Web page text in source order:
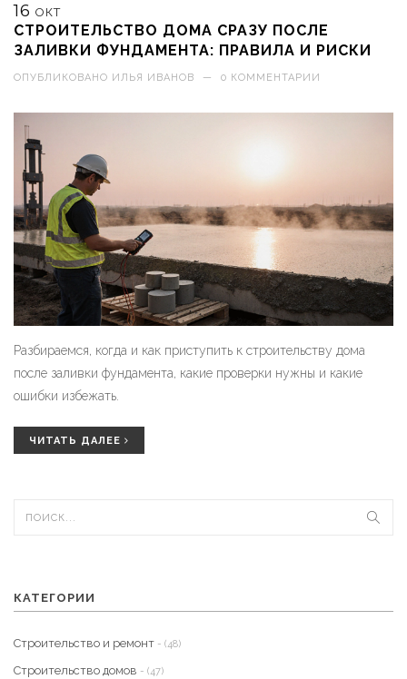
16 ОКТ
СТРОИТЕЛЬСТВО ДОМА СРАЗУ ПОСЛЕ
ЗАЛИВКИ ФУНДАМЕНТА: ПРАВИЛА И РИСКИ
ОПУБЛИКОВАНО ИЛЬЯ ИВАНОВ — 0 КОММЕНТАРИИ
Разбираемся, когда и как приступить к строительству дома
после заливки фундамента, какие проверки нужны и какие
ошибки избежать.
ЧИТАТЬ ДАЛЕЕ
КАТЕГОРИИ
Строительство и ремонт - (48)
Строительство домов - (47)